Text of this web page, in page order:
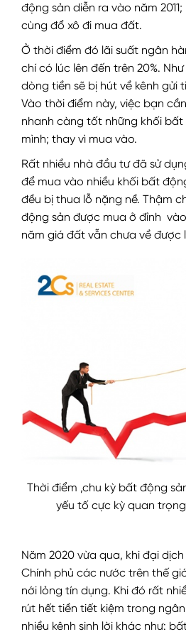
động sản diễn ra vào năm
cùng đổ xô đi mua đất.
Ở thời điểm đó lãi suất ngân
chí có lúc lên đến trên 20%.
dòng tiền sẽ bị hút về kênh gửi
Vào thời điểm này, việc bạn
nhanh càng tốt những khối
mình; thay vì mua vào.
Rất nhiều nhà đầu tư đã sử
để mua vào nhiều khối bất
đều bị thua lỗ nặng nề. Thậm
động sản được mua ở đỉnh vào
năm giá đất vẫn chưa về được
Thời điểm ,chu kỳ bất động
yếu tố cực kỳ quan
Năm 2020 vừa qua, khi đại dịch
Chính phủ các nước trên thế
nới lỏng tín dụng. Khi đó rất
rút hết tiền tiết kiệm trong
nhiều kênh sinh lời khác như: